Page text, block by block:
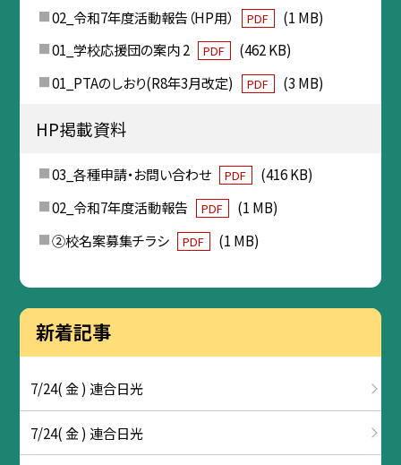
02_令和7年度活動報告（HP用）
PDF
(1 MB)
01_学校応援団の案内 2
PDF
(462 KB)
01_PTAのしおり(R8年3月改定)
PDF (3 MB)
HP掲載資料
03_各種申請・お問い合わせ PDF
(416 KB)
02_令和7年度活動報告
PDF
(1 MB)
②校名案募集チラシ
PDF (1 MB)
新着記事
7/24( 金 ) 連合日光
7/24( 金 ) 連合日光